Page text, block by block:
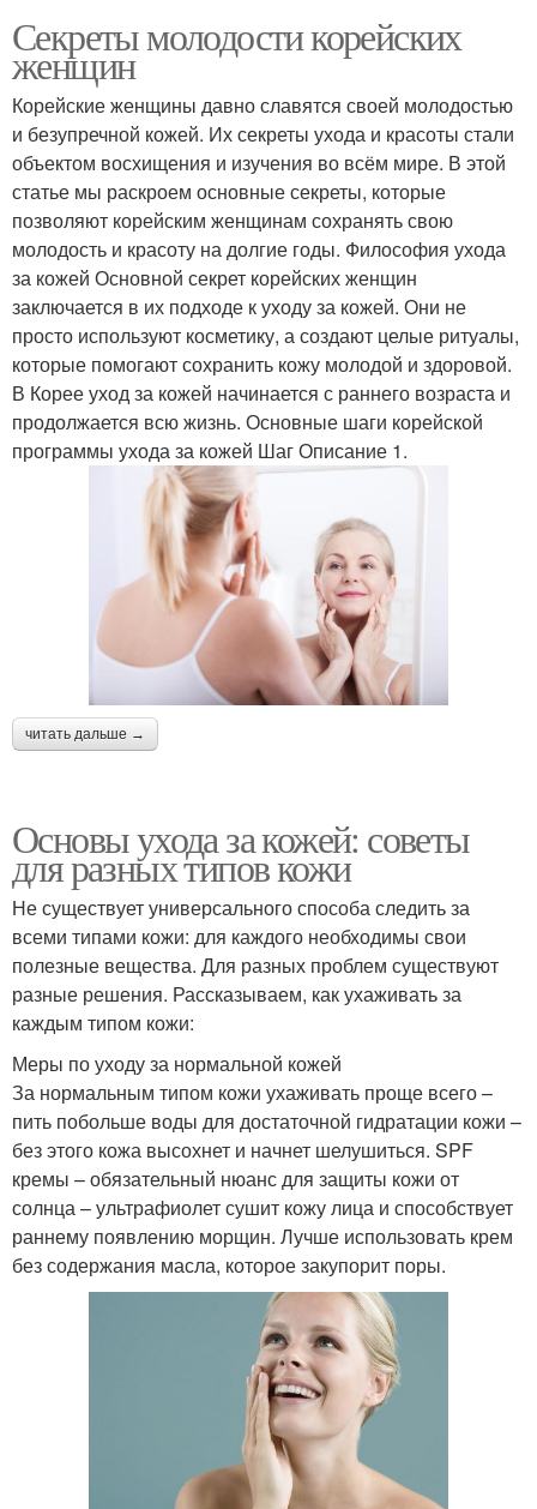
Секреты молодости корейских
женщин
Корейские женщины давно славятся своей молодостью
и безупречной кожей. Их секреты ухода и красоты стали
объектом восхищения и изучения во всём мире. В этой
статье мы раскроем основные секреты, которые
позволяют корейским женщинам сохранять свою
молодость и красоту на долгие годы. Философия ухода
за кожей Основной секрет корейских женщин
заключается в их подходе к уходу за кожей. Они не
просто используют косметику, а создают целые ритуалы,
которые помогают сохранить кожу молодой и здоровой.
В Корее уход за кожей начинается с раннего возраста и
продолжается всю жизнь. Основные шаги корейской
программы ухода за кожей Шаг Описание 1.
читать дальше →
Основы ухода за кожей: советы
для разных типов кожи
Не существует универсального способа следить за
всеми типами кожи: для каждого необходимы свои
полезные вещества. Для разных проблем существуют
разные решения. Рассказываем, как ухаживать за
каждым типом кожи:
Меры по уходу за нормальной кожей
За нормальным типом кожи ухаживать проще всего –
пить побольше воды для достаточной гидратации кожи –
без этого кожа высохнет и начнет шелушиться. SPF
кремы – обязательный нюанс для защиты кожи от
солнца – ультрафиолет сушит кожу лица и способствует
раннему появлению морщин. Лучше использовать крем
без содержания масла, которое закупорит поры.